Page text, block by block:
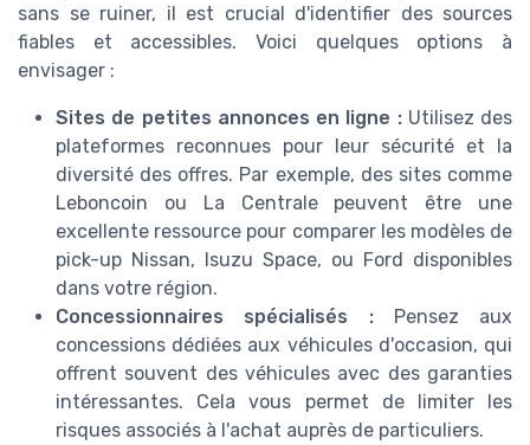
sans se ruiner, il est crucial d'identifier des sources
fiables et accessibles. Voici quelques options à
envisager :
Sites de petites annonces en ligne :Utilisez des
plateformes reconnues pour leur sécurité et la
diversité des offres. Par exemple, des sites comme
Leboncoin ou La Centrale peuvent être une
excellente ressource pour comparer les modèles de
pick-up Nissan, Isuzu Space, ou Ford disponibles
dans votre région.
Concessionnaires spécialisés :Pensez aux
concessions dédiées aux véhicules d'occasion, qui
offrent souvent des véhicules avec des garanties
intéressantes. Cela vous permet de limiter les
risques associés à l'achat auprès de particuliers.